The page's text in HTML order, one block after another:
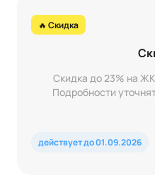
🔥 Скидка
Скидка до 23% на ЖК Фриссон и ЖК ФоРест.
Подробности
действует до 01.09.2026